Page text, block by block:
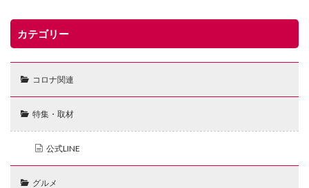
カテゴリー
コロナ関連
特集・取材
公式LINE
グルメ